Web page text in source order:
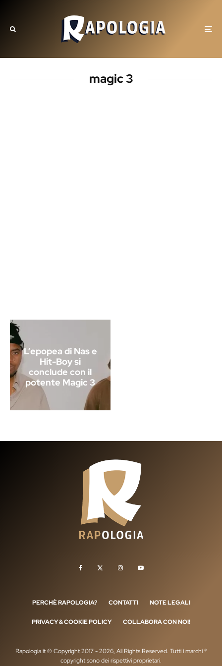
magic 3
L’epopea di Nas e
Hit-Boy si
conclude con il
potente Magic 3
PERCHÈ RAPOLOGIA? CONTATTI NOTE LEGALI
PRIVACY & COOKIE POLICY COLLABORA CON NOI!
Rapologia.it © Copyright 2017 - 2026, All Rights Reserved. Tutti i marchi ®
copyright sono dei rispettivi proprietari.